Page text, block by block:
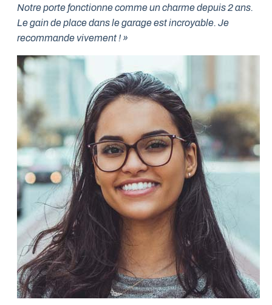
Notre porte fonctionne comme un charme depuis 2 ans.
Le gain de place dans le garage est incroyable. Je
recommande vivement ! »